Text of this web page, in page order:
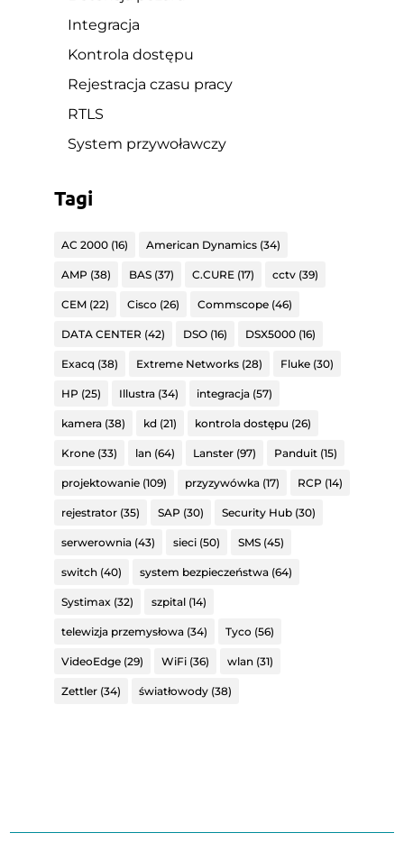
Integracja
Kontrola dostępu
Rejestracja czasu pracy
RTLS
System przywoławczy
Tagi
AC 2000(16) American Dynamics(34)
AMP (38) BAS(37) C.CURE(17) cctv(39)
CEM(22) Cisco (26) Commscope(46)
DATA CENTER (42) DSO(16) DSX5000(16)
Exacq (38) Extreme Networks(28) Fluke(30)
HP (25) Illustra(34) integracja(57)
kamera(38) kd (21) kontrola dostępu (26)
Krone(33) lan(64) Lanster(97) Panduit(15)
projektowanie(109) przyzywówka(17) RCP (14)
rejestrator(35) SAP (30) Security Hub(30)
serwerownia(43) sieci(50) SMS(45)
switch(40) system bezpieczeństwa(64)
Systimax (32) szpital(14)
telewizja przemysłowa(34) Tyco (56)
VideoEdge(29) WiFi(36) wlan(31)
Zettler(34) światłowody(38)